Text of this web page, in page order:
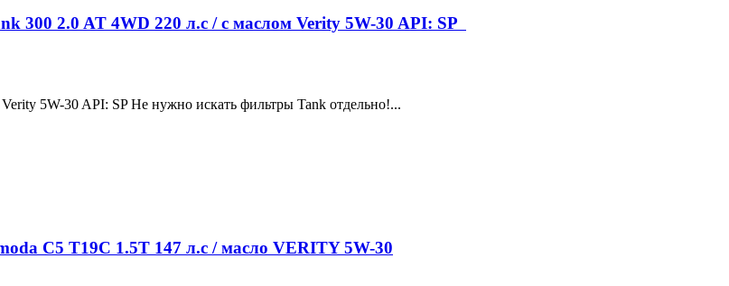
300 2.0 AT 4WD 220 л.с / с маслом Verity 5W-30 API: SP
5W-30 API: SP Не нужно искать фильтры Tank отдельно!...
C5 T19C 1.5T 147 л.с / масло VERITY 5W-30